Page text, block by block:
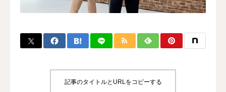
記事のタイトルとURLをコピーする
CONTACT
MENBERSHIP